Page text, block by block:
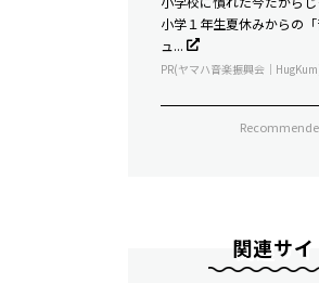
小学１年生夏休みからの
ュ...
PR(ヤマハ音楽振興会｜
関連サイ